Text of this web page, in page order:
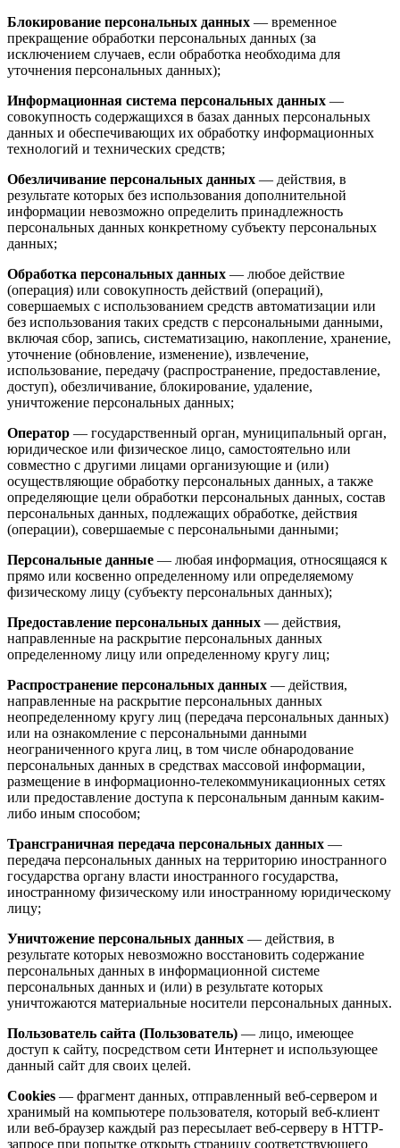
Блокирование персональных данных — временное
прекращение обработки персональных данных (за
исключением случаев, если обработка необходима для
уточнения персональных данных);
Информационная система персональных данных —
совокупность содержащихся в базах данных персональных
данных и обеспечивающих их обработку информационных
технологий и технических средств;
Обезличивание персональных данных — действия, в
результате которых без использования дополнительной
информации невозможно определить принадлежность
персональных данных конкретному субъекту персональных
данных;
Обработка персональных данных — любое действие
(операция) или совокупность действий (операций),
совершаемых с использованием средств автоматизации или
без использования таких средств с персональными данными,
включая сбор, запись, систематизацию, накопление, хранение,
уточнение (обновление, изменение), извлечение,
использование, передачу (распространение, предоставление,
доступ), обезличивание, блокирование, удаление,
уничтожение персональных данных;
Оператор — государственный орган, муниципальный орган,
юридическое или физическое лицо, самостоятельно или
совместно с другими лицами организующие и (или)
осуществляющие обработку персональных данных, а также
определяющие цели обработки персональных данных, состав
персональных данных, подлежащих обработке, действия
(операции), совершаемые с персональными данными;
Персональные данные — любая информация, относящаяся к
прямо или косвенно определенному или определяемому
физическому лицу (субъекту персональных данных);
Предоставление персональных данных — действия,
направленные на раскрытие персональных данных
определенному лицу или определенному кругу лиц;
Распространение персональных данных — действия,
направленные на раскрытие персональных данных
неопределенному кругу лиц (передача персональных данных)
или на ознакомление с персональными данными
неограниченного круга лиц, в том числе обнародование
персональных данных в средствах массовой информации,
размещение в информационно-телекоммуникационных сетях
или предоставление доступа к персональным данным каким-
либо иным способом;
Трансграничная передача персональных данных —
передача персональных данных на территорию иностранного
государства органу власти иностранного государства,
иностранному физическому или иностранному юридическому
лицу;
Уничтожение персональных данных — действия, в
результате которых невозможно восстановить содержание
персональных данных в информационной системе
персональных данных и (или) в результате которых
уничтожаются материальные носители персональных данных.
Пользователь сайта (Пользователь) — лицо, имеющее
доступ к сайту, посредством сети Интернет и использующее
данный сайт для своих целей.
Cookies — фрагмент данных, отправленный веб-сервером и
хранимый на компьютере пользователя, который веб-клиент
или веб-браузер каждый раз пересылает веб-серверу в HTTP-
запросе при попытке открыть страницу соответствующего